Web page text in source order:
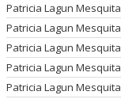
Patricia Lagun Mesquita
Patricia Lagun Mesquita
Patricia Lagun Mesquita
Patricia Lagun Mesquita
Patricia Lagun Mesquita